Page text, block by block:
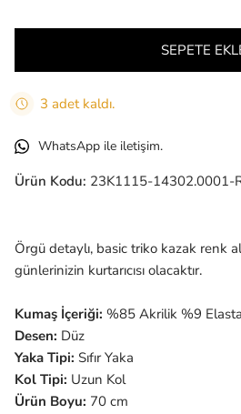
SEPETE
3 adet kaldı.
WhatsApp ile iletişim.
Ürün Kodu: 23K1115-14302.0001-
Örgü detaylı, basic triko kazak renk
günlerinizin kurtarıcısı olacaktır.
Kumaş İçeriği: %85 Akrilik %9
Desen: Düz
Yaka Tipi: Sıfır Yaka
Kol Tipi: Uzun Kol
Ürün Boyu: 70 cm